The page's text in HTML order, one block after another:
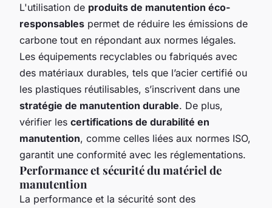
L'utilisation de produits de manutention éco-
responsables permet de réduire les émissions de
carbone tout en répondant aux normes légales.
Les équipements recyclables ou fabriqués avec
des matériaux durables, tels que l’acier certifié ou
les plastiques réutilisables, s’inscrivent dans une
stratégie de manutention durable. De plus,
vérifier les certifications de durabilité en
manutention, comme celles liées aux normes ISO,
garantit une conformité avec les réglementations.
Performance et sécurité du matériel de
manutention
La performance et la sécurité sont des